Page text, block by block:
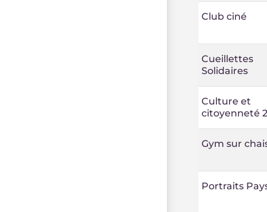
Club ciné
Cueillettes
Solidaires
Culture et
citoyenneté
Gym sur
Portraits